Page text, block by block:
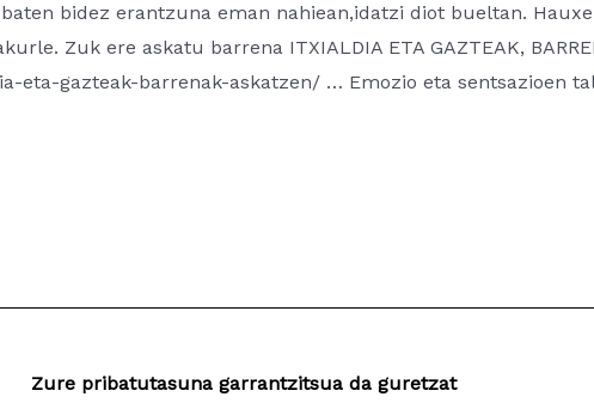
bidez erantzuna eman nahiean,idatzi diot bueltan.
Zuk ere askatu barrena ITXIALDIA ETA GAZTEAK,
eta-gazteak-barrenak-askatzen/ … Emozio eta sentsazioen
Zure pribatutasuna garrantzitsua da guretzat